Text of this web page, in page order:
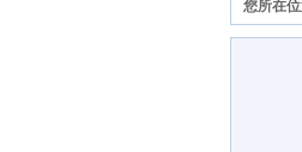
您所在位